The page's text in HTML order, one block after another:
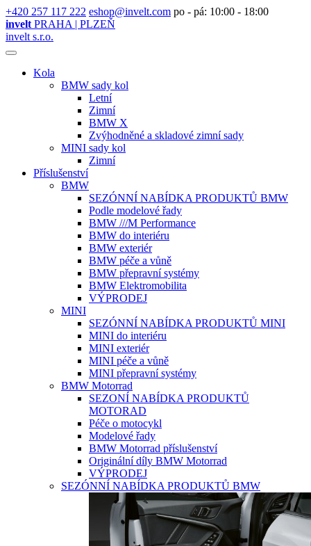
+420 257 117 222 eshop@invelt.com po - pá: 10:00 - 18:00
invelt PRAHA | PLZEŇ
invelt s.r.o.
Kola
BMW sady kol
Letní
Zimní
BMW X
Zvýhodněné a skladové zimní sady
MINI sady kol
Zimní
Příslušenství
BMW
SEZÓNNÍ NABÍDKA PRODUKTŮ BMW
Podle modelové řady
BMW ///M Performance
BMW do interiéru
BMW exteriér
BMW péče a vůně
BMW přepravní systémy
BMW Elektromobilita
VÝPRODEJ
MINI
SEZÓNNÍ NABÍDKA PRODUKTŮ MINI
MINI do interiéru
MINI exteriér
MINI péče a vůně
MINI přepravní systémy
BMW Motorrad
SEZONÍ NABÍDKA PRODUKTŮ
MOTORAD
Péče o motocykl
Modelové řady
BMW Motorrad příslušenství
Originální díly BMW Motorrad
VÝPRODEJ
SEZÓNNÍ NABÍDKA PRODUKTŮ BMW